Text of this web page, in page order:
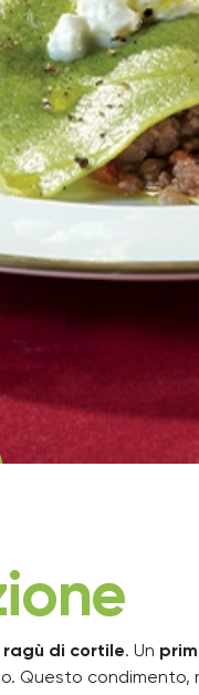
ragù di cortile. Un
Questo